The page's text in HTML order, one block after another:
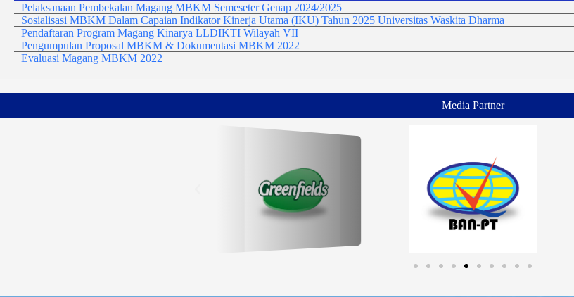
Pelaksanaan Pembekalan Magang MBKM Semeseter Genap 2024/2025
Sosialisasi MBKM Dalam Capaian Indikator Kinerja Utama (IKU) Tahun 2025 Universitas Waskita Dharma
Pendaftaran Program Magang Kinarya LLDIKTI Wilayah VII
Pengumpulan Proposal MBKM & Dokumentasi MBKM 2022
Evaluasi Magang MBKM 2022
Media Partner